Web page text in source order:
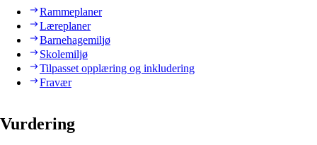
Rammeplaner
Læreplaner
Barnehagemiljø
Skolemiljø
Tilpasset opplæring og inkludering
Fravær
Vurdering